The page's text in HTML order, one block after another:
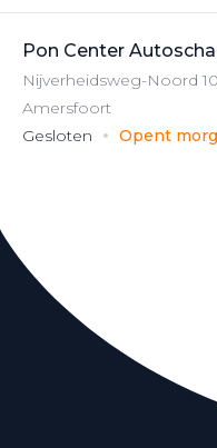
Pon Center
Nijverheidsweg-Noord
Amersfoort
Gesloten
Opent